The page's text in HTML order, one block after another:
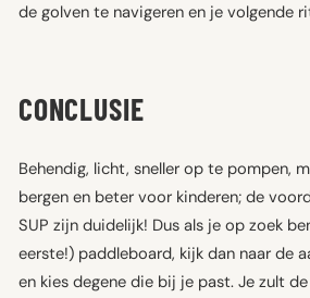
de golven te navigeren en je volgende
CONCLUSIE
Behendig, licht, sneller op te pompen,
bergen en beter voor kinderen; de
SUP zijn duidelijk! Dus als je op zoek
eerste!) paddleboard, kijk dan naar de
en kies degene die bij je past. Je zult